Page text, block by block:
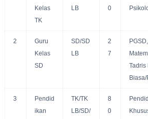
Kelas
TK
LB
0
2
Guru
Kelas
SD
SD/SD
LB
2
7
Tadris
3
Pendid
ikan
TK/TK
LB/SD/
8
0